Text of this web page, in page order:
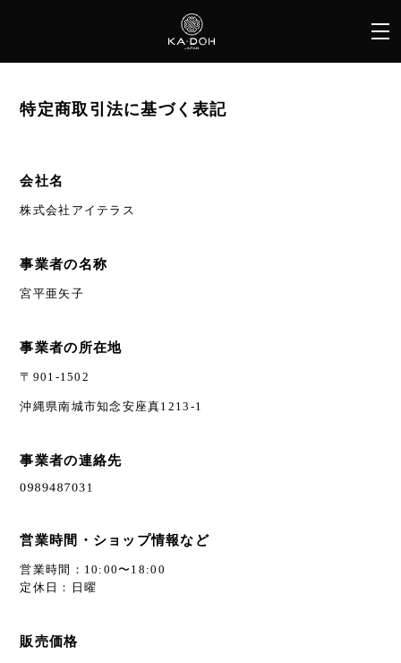
特定商取引法に基づく表記
会社名
株式会社アイテラス
事業者の名称
宮平亜矢子
事業者の所在地
〒901-1502
沖縄県南城市知念安座真1213-1
事業者の連絡先
営業時間・ショップ情報など
営業時間：10:00〜18:00
定休日：日曜
販売価格